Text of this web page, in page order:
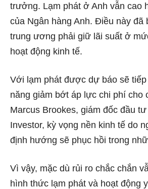
trưởng. Lạm phát ở Anh vẫn cao
của Ngân hàng Anh. Điều này đã
trung ương phải giữ lãi suất ở
hoạt động kinh tế.
Với lạm phát được dự báo sẽ
năng giảm bớt áp lực chi phí cho
Marcus Brookes, giám đốc đầu
Investor, kỳ vọng nền kinh tế do
định hướng sẽ phục hồi trong
Vì vậy, mặc dù rủi ro chắc chắn
hình thức lạm phát và hoạt động